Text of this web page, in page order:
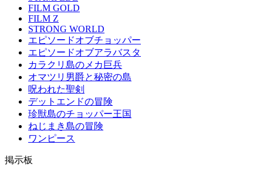
FILM GOLD
FILM Z
STRONG WORLD
エピソードオブチョッパー
エピソードオブアラバスタ
カラクリ島のメカ巨兵
オマツリ男爵と秘密の島
呪われた聖剣
デットエンドの冒険
珍獣島のチョッパー王国
ねじまき島の冒険
ワンピース
掲示板